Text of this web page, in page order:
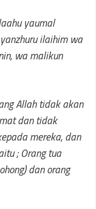
yaumal
ilaihim wa
wa malikun
Allah tidak akan
dan tidak
mereka, dan
; Orang tua
dan orang